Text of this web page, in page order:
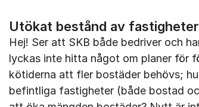
Utökat bestånd av
Hej! Ser att SKB både bedriver och
lyckas inte hitta något om planer för
kötiderna att fler bostäder behövs;
befintliga fastigheter (både bostad